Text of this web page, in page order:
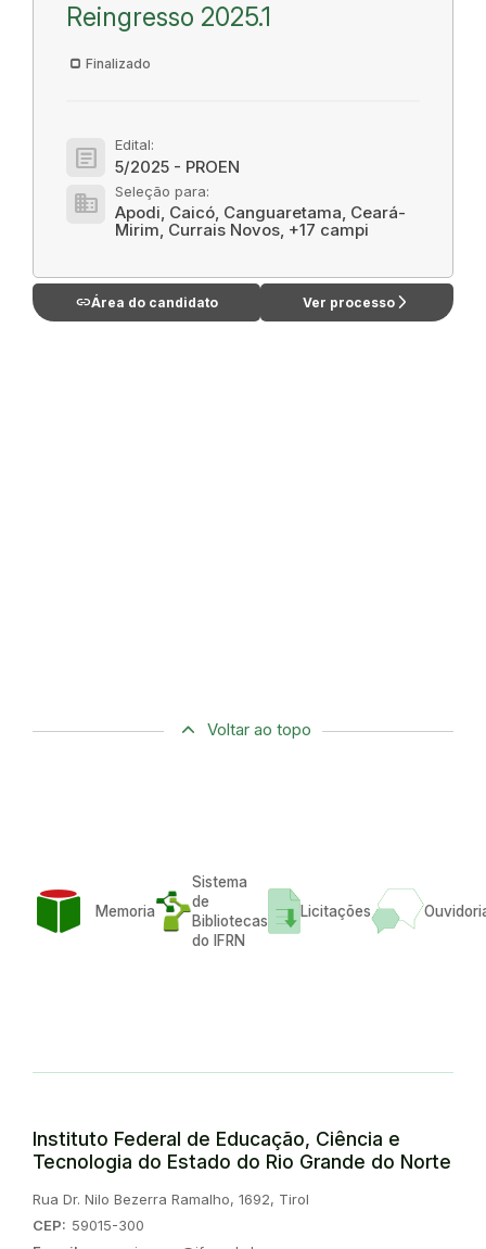
Reingresso 2025.1
Finalizado
article Edital:
5/2025 - PROEN
domain Seleção para:
Apodi, Caicó, Canguaretama, Ceará-
Mirim, Currais Novos, +17 campi
linkÁrea do candidato Ver processo arrow_forward_ios
Voltar ao topo
Memoria
Sistema
de
Bibliotecas
do IFRN
Licitações
Instituto Federal de Educação, Ciência e
Tecnologia do Estado do Rio Grande do Norte
Endereço:
Rua Dr. Nilo Bezerra Ramalho, 1692, Tirol
CEP: 59015-300